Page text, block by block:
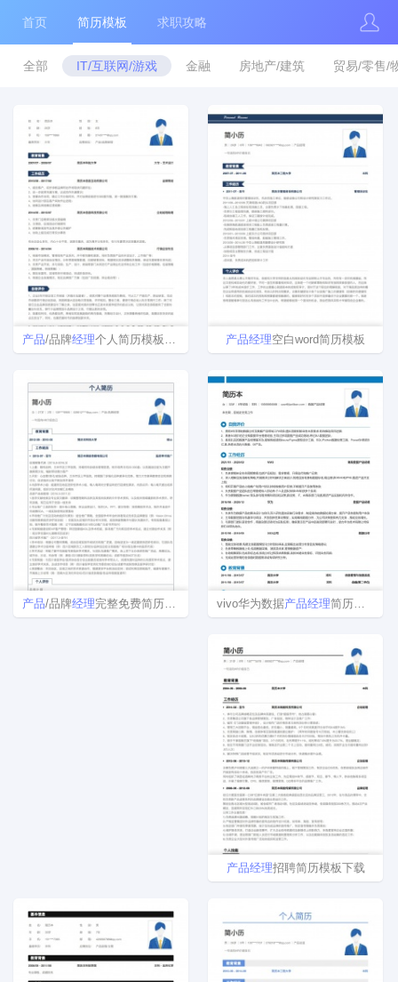
首页 简历模板 求职攻略
全部 IT/互联网/游戏 金融 房地产/建筑 贸易/零售/
产品/品牌经理个人简历模板范文 产品经理空白word简历模板
产品/品牌经理完整免费简历模板 vivo华为数据产品经理简历模版
产品经理招聘简历模板下载